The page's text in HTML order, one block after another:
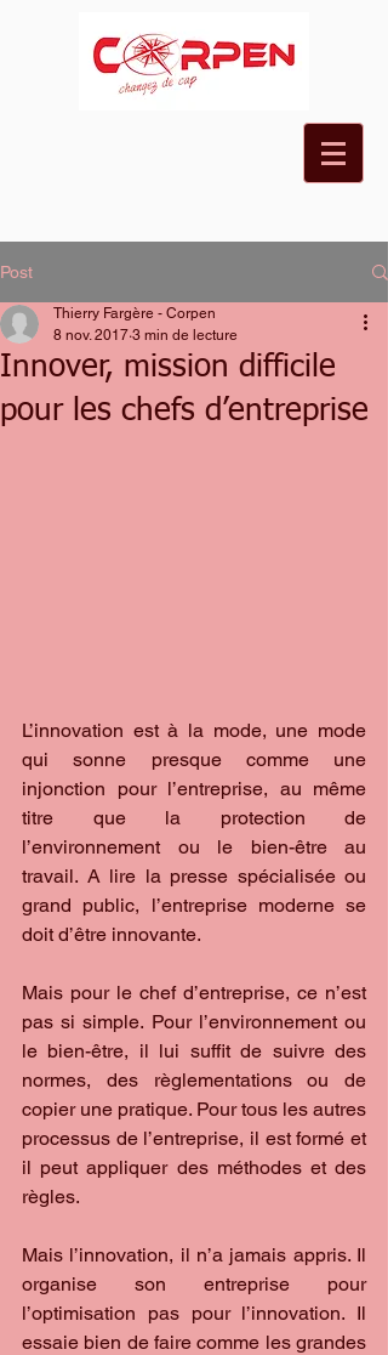
Post
Innover, mission difficile
pour les chefs d’entreprise
Thierry Fargère - Corpen
8 nov. 2017 3 min de lecture
L’innovation est à la mode, une mode
qui sonne presque comme une
injonction pour l’entreprise, au même
titre que la protection de
l’environnement ou le bien-être au
travail. A lire la presse spécialisée ou
grand public, l’entreprise moderne se
doit d’être innovante.
Mais pour le chef d’entreprise, ce n’est
pas si simple. Pour l’environnement ou
le bien-être, il lui suffit de suivre des
normes, des règlementations ou de
copier une pratique. Pour tous les autres
processus de l’entreprise, il est formé et
il peut appliquer des méthodes et des
règles.
Mais l’innovation, il n’a jamais appris. Il
organise son entreprise pour
l’optimisation pas pour l’innovation. Il
essaie bien de faire comme les grandes